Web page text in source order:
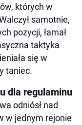
których w
samotnie,
pozycji, łamał
taktyka
się w
taniec.
dla regulaminu
odniósł nad
w jednym rejonie